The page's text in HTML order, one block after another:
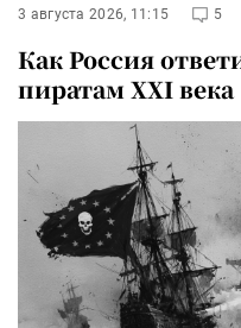
3 августа 2026, 11:15 5
Как Россия
пиратам XXI века